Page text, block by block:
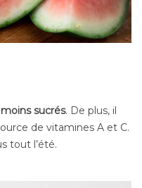
moins sucrés. De plus, il
de vitamines A et C.
tout l’été.